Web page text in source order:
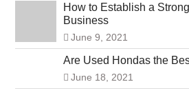
How to Establish a
Business
June 9, 2021
Are Used Hondas the
June 18, 2021